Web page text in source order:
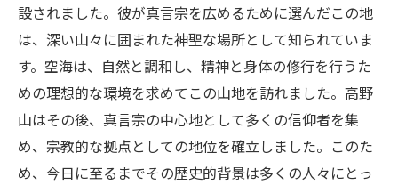
設されました。彼が真言宗を広めるために選んだこの地
は、深い山々に囲まれた神聖な場所として知られていま
す。空海は、自然と調和し、精神と身体の修行を行うた
めの理想的な環境を求めてこの山地を訪れました。高野
山はその後、真言宗の中心地として多くの信仰者を集
め、宗教的な拠点としての地位を確立しました。このた
め、今日に至るまでその歴史的背景は多くの人々にとっ